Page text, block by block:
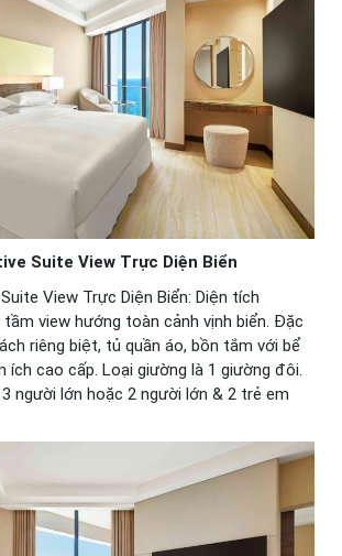
Suite View Trực Diện Biển
View Trực Diện Biển: Diện tích
view hướng toàn cảnh vịnh biển. Đặc
riêng biệt, tủ quần áo, bồn tắm với bể
ích cao cấp. Loại giường là 1 giường đôi.
người lớn hoặc 2 người lớn & 2 trẻ em